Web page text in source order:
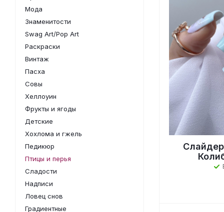
Мода
Знаменитости
Swag Art/Pop Art
Раскраски
Винтаж
Пасха
Совы
Хеллоуин
Фрукты и ягоды
Детские
Хохлома и гжель
Педикюр
Птицы и перья
Сладости
Надписи
Ловец снов
Градиентные